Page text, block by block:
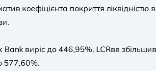
коефіцієнта покриття ліквідністю в
виріс до 446,95%, LCRвв
577,60%.